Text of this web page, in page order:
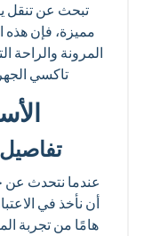
تبحث عن تنقل
مميزة، فإن هذه
المرونة والراحة
تاكسي
تفاصيل
عندما نتحدث عن
أن نأخذ في
هامًا من تجربة